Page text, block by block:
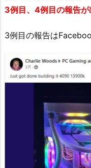
3例目、4例目の報告が
3例目の報告は